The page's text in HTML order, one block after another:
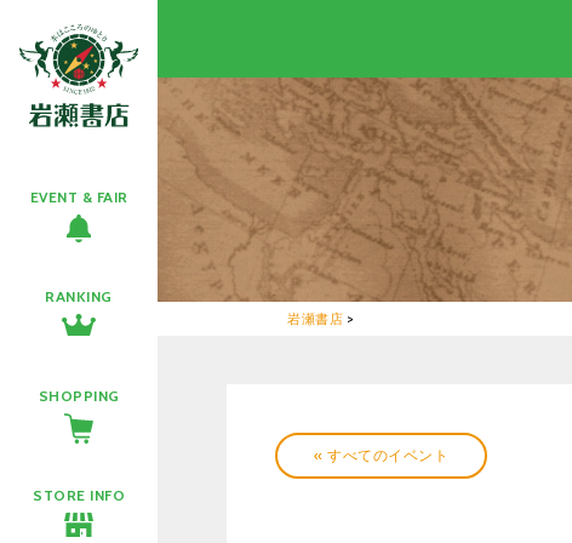
EVENT & FAIR
RANKING
SHOPPING
STORE INFO
岩瀬書店 >
« すべてのイベント